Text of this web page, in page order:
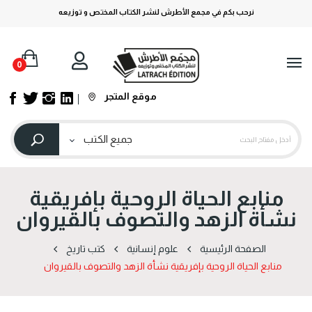
نرحب بكم في مجمع الأطرش لنشر الكتاب المختص و توزيعه
0
موقع المتجر
منابع الحياة الروحية بإفريقية
نشأة الزهد والتصوف بالقيروان
الصفحة الرئيسية علوم إنسانية
كتب تاريخ
منابع الحياة الروحية بإفريقية نشأة الزهد والتصوف بالقيروان